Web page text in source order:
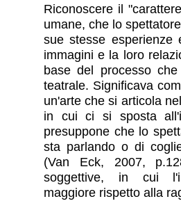
Riconoscere il
umane, che lo
sue stesse esperienze
immagini e la loro
base del processo
teatrale. Significava
un'arte che si articola
in cui ci si sposta
presuppone che lo
sta parlando o di
(Van Eck, 2007,
soggettive, in cui
maggiore rispetto alla